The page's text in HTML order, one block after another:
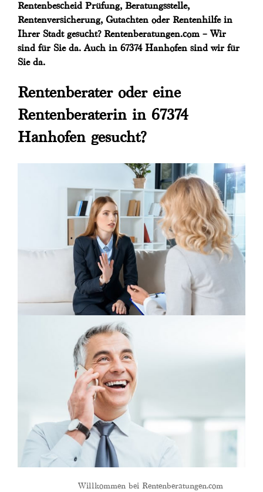
Rentenbescheid Prüfung, Beratungsstelle,
Rentenversicherung, Gutachten oder Rentenhilfe in
Ihrer Stadt gesucht? Rentenberatungen.com – Wir
sind für Sie da. Auch in 67374 Hanhofen sind wir für
Sie da.
Rentenberater oder eine
Rentenberaterin in 67374
Hanhofen gesucht?
Willkommen bei Rentenberatungen.com